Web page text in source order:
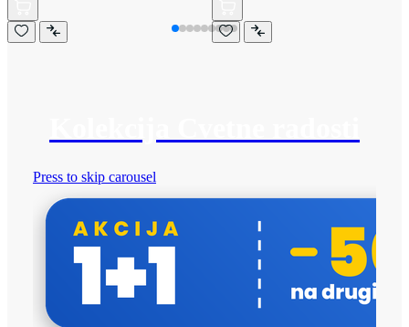
Press to skip carousel